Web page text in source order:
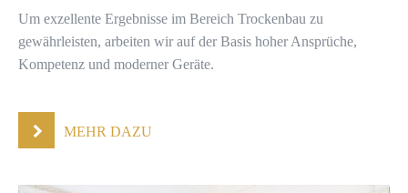
Um exzellente Ergebnisse im Bereich Trockenbau zu
gewährleisten, arbeiten wir auf der Basis hoher Ansprüche,
Kompetenz und moderner Geräte.
MEHR DAZU